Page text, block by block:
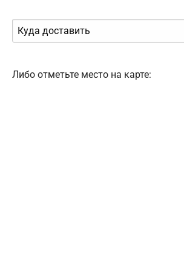
Либо отметьте место на карте: